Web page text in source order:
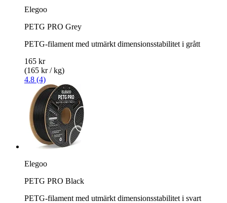
Elegoo
PETG PRO Grey
PETG-filament med utmärkt dimensionsstabilitet i grått
165 kr
(165 kr / kg)
4.8 (4)
Elegoo
PETG PRO Black
PETG-filament med utmärkt dimensionsstabilitet i svart